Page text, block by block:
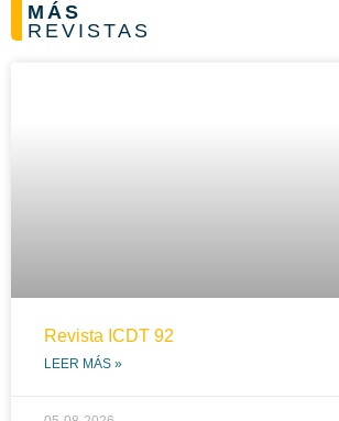
MÁS
REVISTAS
Revista ICDT 92
LEER MÁS »